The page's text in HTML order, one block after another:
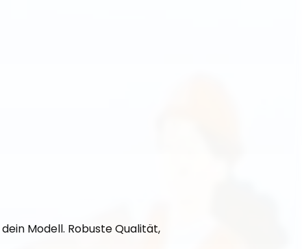
Modell. Robuste Qualität,